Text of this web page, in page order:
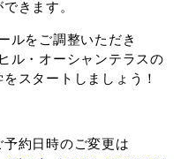
きます。
ルをご調整いただき
ル・オーシャンテラスの
スタートしましょう！
約日時のご変更は